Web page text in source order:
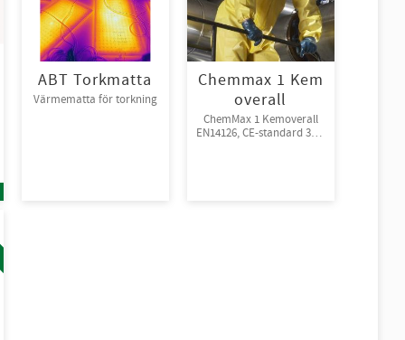
ABT Torkmatta
Värmematta för torkning
Chemmax 1 Kem
overall
ChemMax 1 Kemoverall
EN14126, CE-standard 3-B,